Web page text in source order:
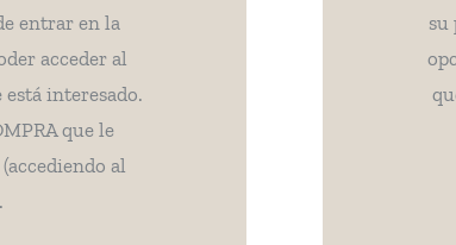
entrar en la
acceder al
interesado.
que le
al
su